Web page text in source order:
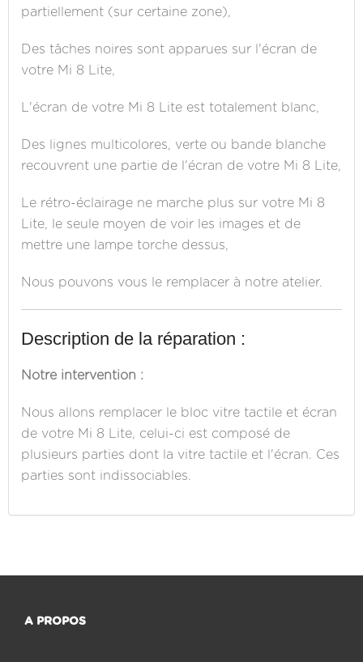
partiellement (sur certaine zone),
Des tâches noires sont apparues sur l'écran de
votre Mi 8 Lite,
L'écran de votre Mi 8 Lite est totalement blanc,
Des lignes multicolores, verte ou bande blanche
recouvrent une partie de l'écran de votre Mi 8 Lite,
Le rétro-éclairage ne marche plus sur votre Mi 8
Lite, le seule moyen de voir les images et de
mettre une lampe torche dessus,
Nous pouvons vous le remplacer à notre atelier.
Description de la réparation :
Notre intervention :
Nous allons remplacer le bloc vitre tactile et écran
de votre Mi 8 Lite, celui-ci est composé de
plusieurs parties dont la vitre tactile et l'écran. Ces
parties sont indissociables.
A PROPOS